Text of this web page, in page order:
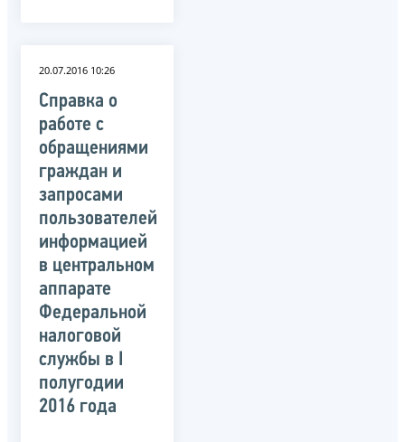
20.07.2016 10:26
Справка о
работе с
обращениями
граждан и
запросами
пользователей
информацией
в центральном
аппарате
Федеральной
налоговой
службы в I
полугодии
2016 года